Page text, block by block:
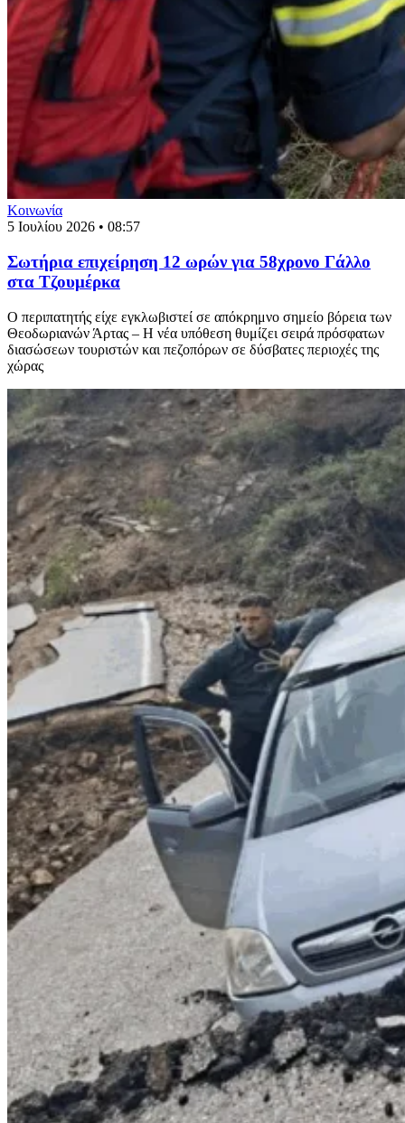
Κοινωνία
5 Ιουλίου 2026 • 08:57
Σωτήρια επιχείρηση 12 ωρών για 58χρονο Γάλλο
στα Τζουμέρκα
Ο περιπατητής είχε εγκλωβιστεί σε απόκρημνο σημείο βόρεια των
Θεοδωριανών Άρτας – Η νέα υπόθεση θυμίζει σειρά πρόσφατων
διασώσεων τουριστών και πεζοπόρων σε δύσβατες περιοχές της
χώρας